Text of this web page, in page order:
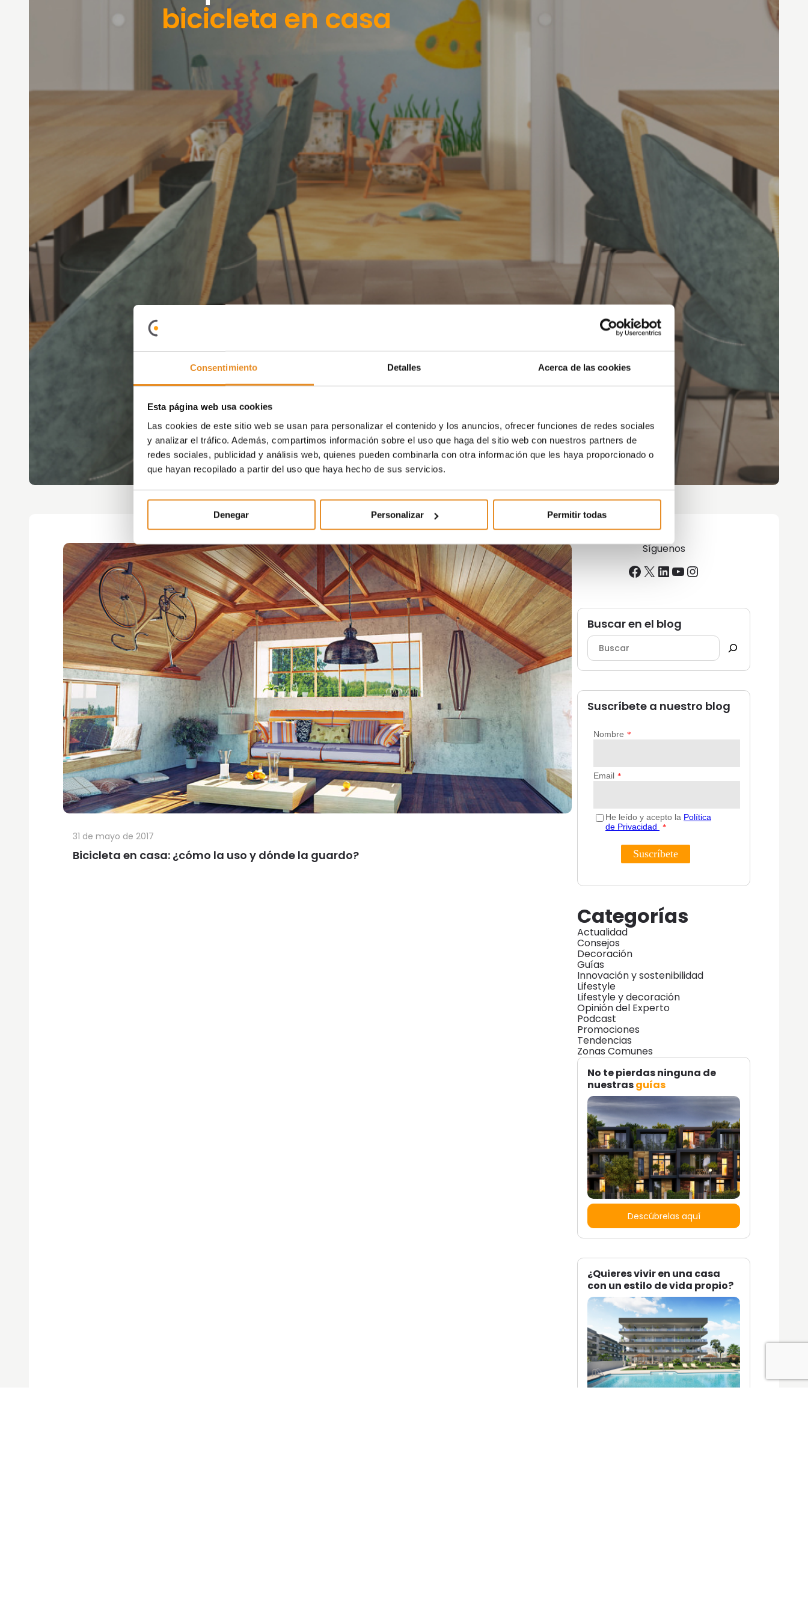
Consentimiento Detalles Acerca de las cookies
Esta página web usa cookies
Las cookies de este sitio web se usan para personalizar el contenido y los anuncios, ofrecer funciones de redes sociales
y analizar el tráfico. Además, compartimos información sobre el uso que haga del sitio web con nuestros partners de
redes sociales, publicidad y análisis web, quienes pueden combinarla con otra información que les haya proporcionado o
que hayan recopilado a partir del uso que haya hecho de sus servicios.
Denegar Personalizar Permitir todas
bicicleta en casa
Bicicleta en casa: ¿cómo la uso y dónde la guardo?
31 de mayo de 2017
Síguenos
Facebook
X LinkedIn
YouTube
Instagram
Buscar en el blog
Suscríbete a nuestro blog
Categorías
Actualidad
Consejos
Decoración
Guías
Innovación y sostenibilidad
Lifestyle
Lifestyle y decoración
Opinión del Experto
Podcast
Promociones
Tendencias
Zonas Comunes
No te pierdas ninguna de
nuestrasguías
Descúbrelas aquí
¿Quieres vivir en una casa
con un estilo de vida propio?